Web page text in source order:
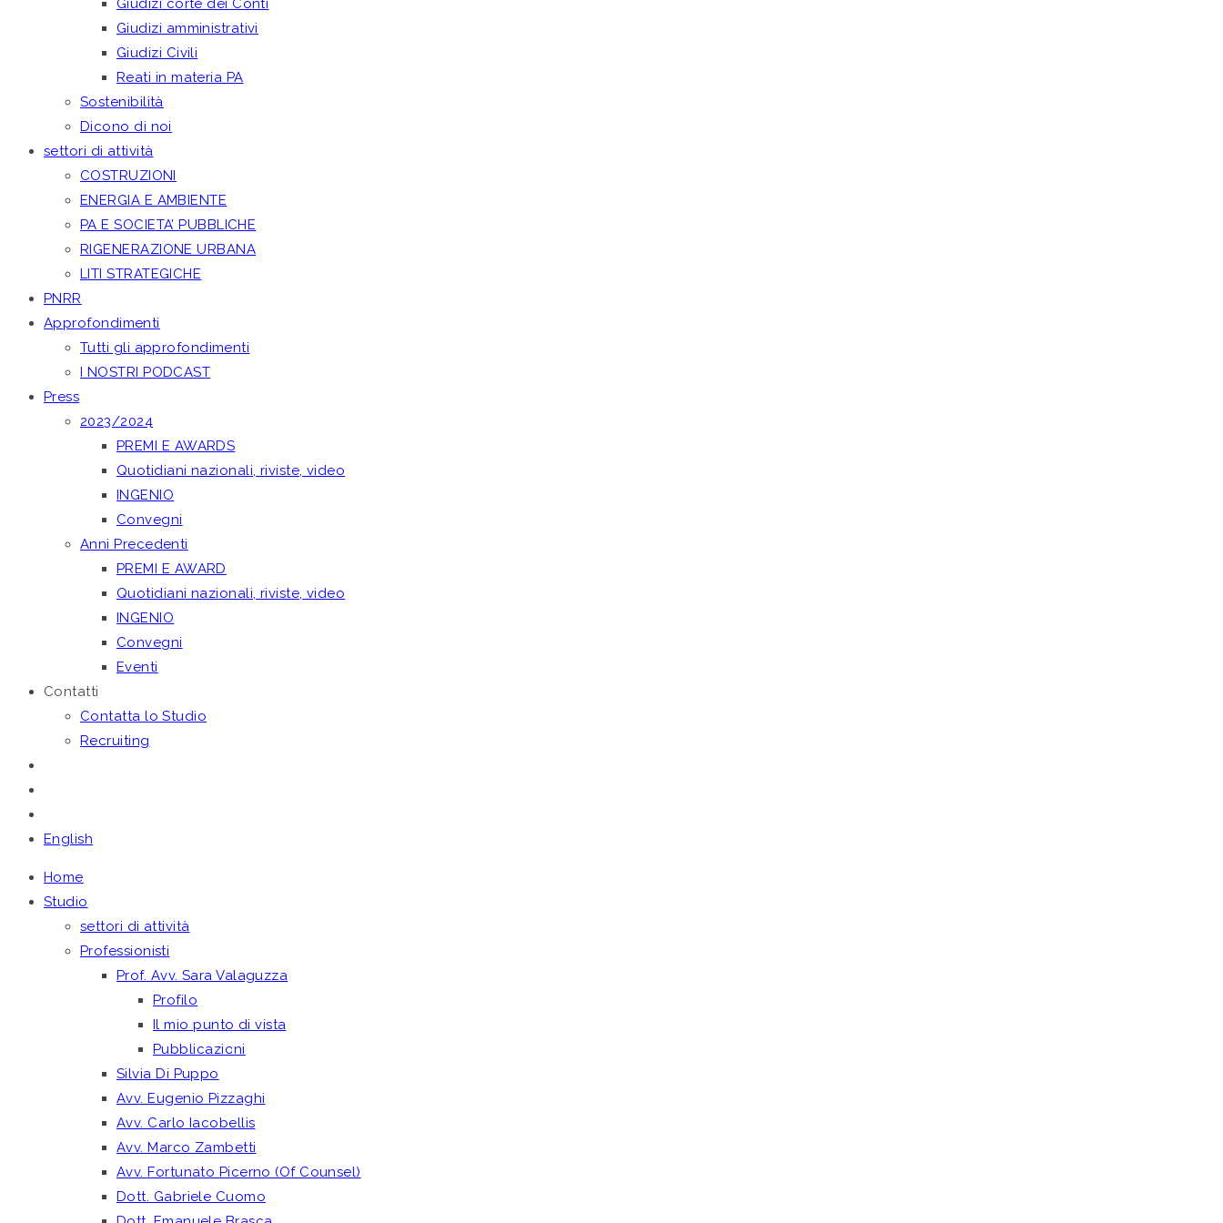
Giudizi corte dei Conti
Giudizi amministrativi
Giudizi Civili
Reati in materia PA
Sostenibilità
Dicono di noi
settori di attività
COSTRUZIONI
ENERGIA E AMBIENTE
PA E SOCIETA’ PUBBLICHE
RIGENERAZIONE URBANA
LITI STRATEGICHE
PNRR
Approfondimenti
Tutti gli approfondimenti
I NOSTRI PODCAST
Press
2023/2024
PREMI E AWARDS
Quotidiani nazionali, riviste, video
INGENIO
Convegni
Anni Precedenti
PREMI E AWARD
Quotidiani nazionali, riviste, video
INGENIO
Convegni
Eventi
Contatti
Contatta lo Studio
Recruiting
English
Home
Studio
settori di attività
Professionisti
Prof. Avv. Sara Valaguzza
Profilo
Il mio punto di vista
Pubblicazioni
Silvia Di Puppo
Avv. Eugenio Pizzaghi
Avv. Carlo Iacobellis
Avv. Marco Zambetti
Avv. Fortunato Picerno (Of Counsel)
Dott. Gabriele Cuomo